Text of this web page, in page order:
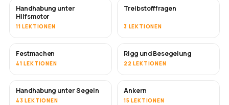
Handhabung unter
Hilfsmotor
11 LEKTIONEN
Treibstofffragen
3 LEKTIONEN
Festmachen
41 LEKTIONEN
Rigg und Besegelung
22 LEKTIONEN
Handhabung unter Segeln
43 LEKTIONEN
Ankern
15 LEKTIONEN